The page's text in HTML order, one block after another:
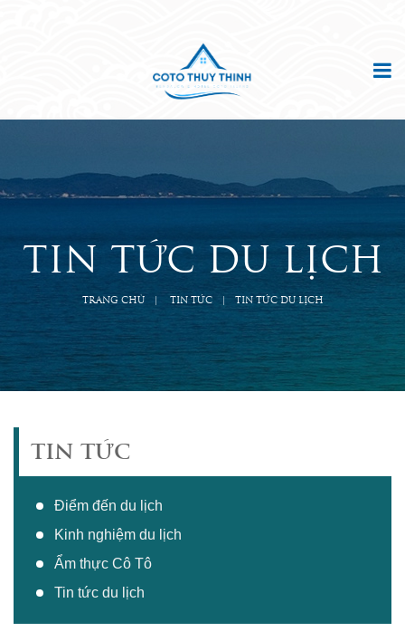
TIN TỨC DU LỊCH
TRANG CHỦ TIN TỨC TIN TỨC DU LỊCH
TIN TỨC
Điểm đến du lịch
Kinh nghiệm du lịch
Ẩm thực Cô Tô
Tin tức du lịch